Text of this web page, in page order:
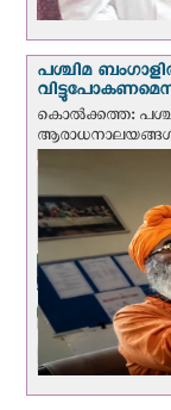
പശ്ചിമ
കൊല്‍ക്കത്ത: